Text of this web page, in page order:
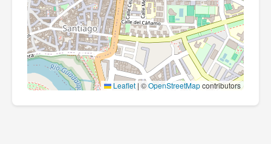
Leaflet | ©OpenStreetMapcontributors